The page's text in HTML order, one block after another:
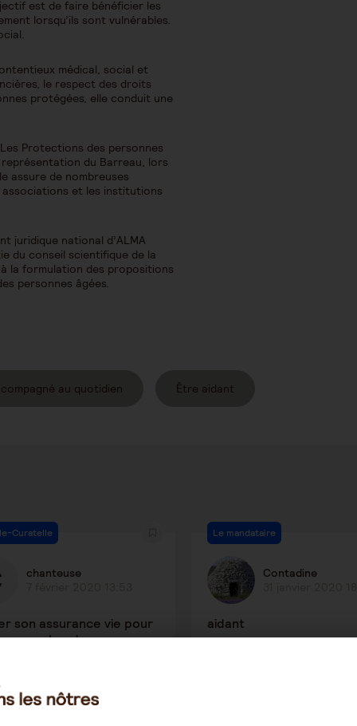
est de faire bénéficier les
lorsqu’ils sont vulnérables.
médical, social et
le respect des droits
protégées, elle conduit une
Protections des personnes
du Barreau, lors
assure de nombreuses
associations et les institutions
juridique national d’ALMA
du conseil scientifique de la
à la formulation des propositions
personnes âgées.
au quotidien Être aidant
Curatelle
chanteuse
son assurance vie pour
un ehpad
1334
Le mandataire
Contadine
aidant